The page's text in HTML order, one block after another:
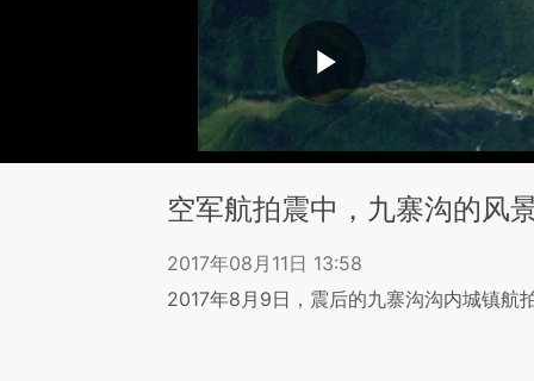
空军航拍震中，九寨沟的风
2017年08月11日 13:58
2017年8月9日，震后的九寨沟沟内城镇航